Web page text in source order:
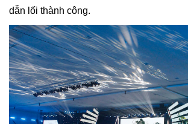
dẫn lối thành công.